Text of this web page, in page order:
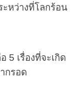
ะหว่างที่โลกร้อน
5 เรื่องที่จะเกิด
กรอด